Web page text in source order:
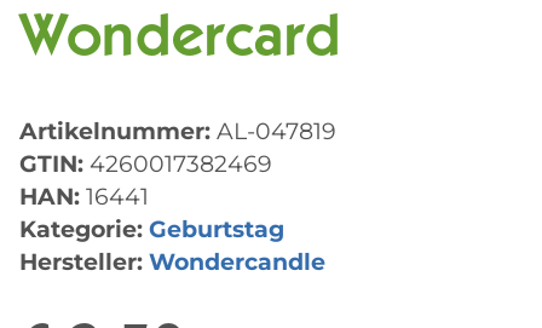
Wondercard
Artikelnummer: AL-047819
GTIN: 4260017382469
HAN: 16441
Kategorie: Geburtstag
Hersteller: Wondercandle